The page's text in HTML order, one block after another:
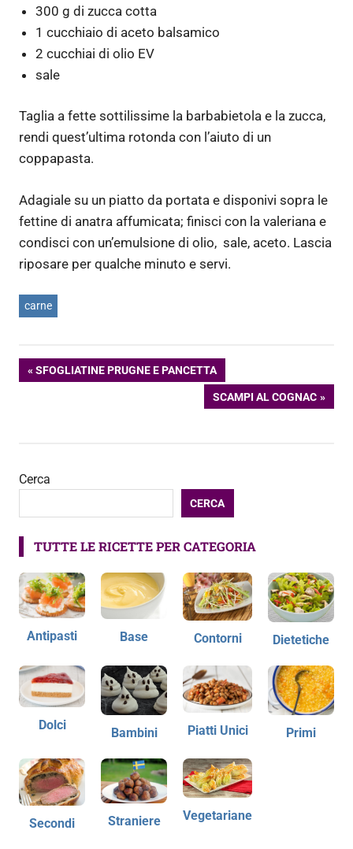
300 g di zucca cotta
1 cucchiaio di aceto balsamico
2 cucchiai di olio EV
sale
Taglia a fette sottilissime la barbabietola e la zucca,
rendi quest’ultima rotonda con l’aiuto di un
coppapasta.
Adagiale su un piatto da portata e disponivi sopra le
fettine di anatra affumicata; finisci con la valeriana e
condisci con un’emulsione di olio, sale, aceto. Lascia
riposare per qualche minuto e servi.
carne
Navigazione
ARTICOLO
SFOGLIATINE PRUGNE E PANCETTA
ARTICOLO
SUCCESSIVO:
SCAMPI AL COGNAC
Cerca
CERCA
TUTTE LE RICETTE PER CATEGORIA
Antipasti Base Contorni Dietetiche
Dolci
Bambini Piatti Unici Primi
Secondi Straniere Vegetariane